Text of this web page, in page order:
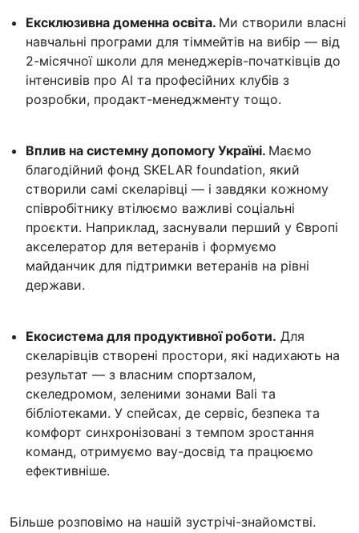
Ексклюзивна доменна освіта. Ми створили власні
навчальні програми для тіммейтів на вибір — від
2-місячної школи для менеджерів-початківців до
інтенсивів про AI та професійних клубів з
розробки, продакт-менеджменту тощо.
Вплив на системну допомогу Україні. Маємо
благодійний фонд SKELAR foundation, який
створили самі скеларівці — і завдяки кожному
співробітнику втілюємо важливі соціальні
проєкти. Наприклад, заснували перший у Європі
акселератор для ветеранів і формуємо
майданчик для підтримки ветеранів на рівні
держави.
Екосистема для продуктивної роботи. Для
скеларівців створені простори, які надихають на
результат — з власним спортзалом,
скеледромом, зеленими зонами Bali та
бібліотеками. У спейсах, де сервіс, безпека та
комфорт синхронізовані з темпом зростання
команд, отримуємо вау-досвід та працюємо
ефективніше.
Більше розповімо на нашій зустрічі-знайомстві.